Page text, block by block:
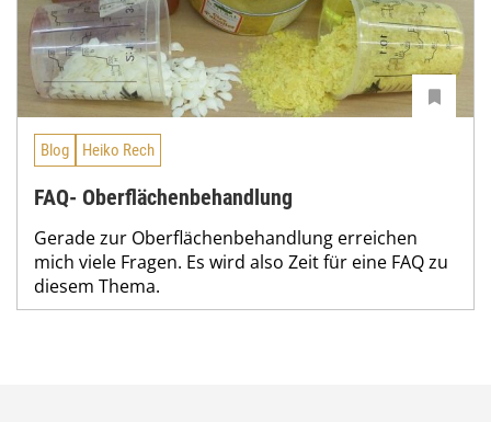
Blog Heiko Rech
FAQ- Oberflächenbehandlung
Gerade zur Oberflächenbehandlung erreichen
mich viele Fragen. Es wird also Zeit für eine FAQ zu
diesem Thema.